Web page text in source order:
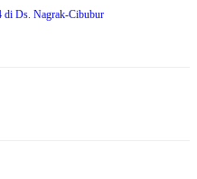
di Ds. Nagrak-Cibubur